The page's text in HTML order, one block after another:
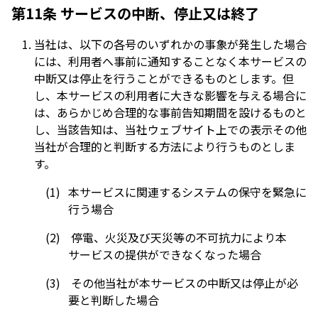
第11条 サービスの中断、停止又は終了
当社は、以下の各号のいずれかの事象が発生した場合
には、利用者へ事前に通知することなく本サービスの
中断又は停止を行うことができるものとします。但
し、本サービスの利用者に大きな影響を与える場合に
は、あらかじめ合理的な事前告知期間を設けるものと
し、当該告知は、当社ウェブサイト上での表示その他
当社が合理的と判断する方法により行うものとしま
す。
本サービスに関連するシステムの保守を緊急に
行う場合
停電、火災及び天災等の不可抗力により本
サービスの提供ができなくなった場合
その他当社が本サービスの中断又は停止が必
要と判断した場合